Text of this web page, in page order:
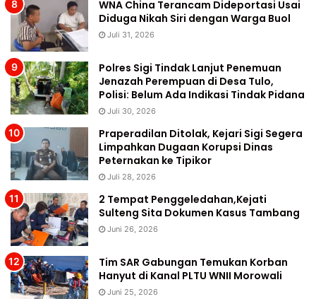
WNA China Terancam Dideportasi Usai
Diduga Nikah Siri dengan Warga Buol
Juli 31, 2026
Polres Sigi Tindak Lanjut Penemuan
Jenazah Perempuan di Desa Tulo,
Polisi: Belum Ada Indikasi Tindak Pidana
Juli 30, 2026
Praperadilan Ditolak, Kejari Sigi Segera
Limpahkan Dugaan Korupsi Dinas
Peternakan ke Tipikor
Juli 28, 2026
2 Tempat Penggeledahan,Kejati
Sulteng Sita Dokumen Kasus Tambang
Juni 26, 2026
Tim SAR Gabungan Temukan Korban
Hanyut di Kanal PLTU WNII Morowali
Juni 25, 2026